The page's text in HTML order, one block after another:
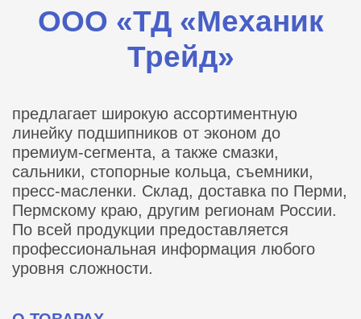
ООО «ТД «Механик
Трейд»
предлагает широкую ассортиментную
линейку подшипников от эконом до
премиум-сегмента, а также смазки,
сальники, стопорные кольца, съемники,
пресс-масленки. Склад, доставка по Перми,
Пермскому краю, другим регионам России.
По всей продукции предоставляется
профессиональная информация любого
уровня сложности.